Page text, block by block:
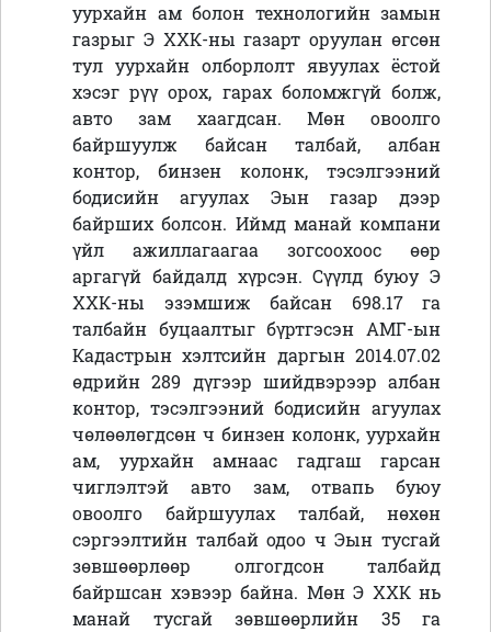
уурхайн ам болон технологийн замын
газрыг Э ХХК-ны газарт оруулан өгсөн
тул уурхайн олборлолт явуулах ёстой
хэсэг рүү орох, гарах боломжгүй болж,
авто зам хаагдсан. Мөн овоолго
байршуулж байсан талбай, албан
контор, бинзен колонк, тэсэлгээний
бодисийн агуулах Эын газар дээр
байрших болсон. Иймд манай компани
үйл ажиллагаагаа зогсоохоос өөр
аргагүй байдалд хүрсэн. Сүүлд буюу Э
ХХК-ны эзэмшиж байсан 698.17 га
талбайн буцаалтыг бүртгэсэн АМГ-ын
Кадастрын хэлтсийн даргын 2014.07.02
өдрийн 289 дүгээр шийдвэрээр албан
контор, тэсэлгээний бодисийн агуулах
чөлөөлөгдсөн ч бинзен колонк, уурхайн
ам, уурхайн амнаас гадгаш гарсан
чиглэлтэй авто зам, отвапь буюу
овоолго байршуулах талбай, нөхөн
сэргээлтийн талбай одоо ч Эын тусгай
зөвшөөрлөөр олгогдсон талбайд
байршсан хэвээр байна. Мөн Э ХХК нь
манай тусгай зөвшөөрлийн 35 га